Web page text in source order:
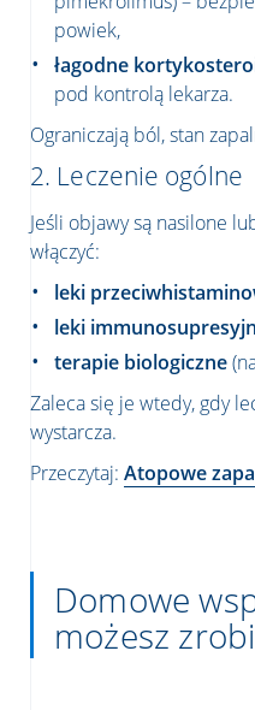
powiek,
łagodne
pod kontrolą lekarza.
Ograniczają ból, stan
2. Leczenie ogólne
Jeśli objawy są nasilone
włączyć:
leki
leki
terapie biologiczne
Zaleca się je wtedy, gdy
wystarcza.
Przeczytaj: Atopowe
Domowe
możesz